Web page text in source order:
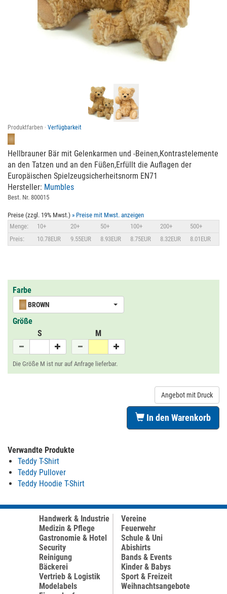
Produktfarben · Verfügbarkeit
Hellbrauner Bär mit Gelenkarmen und -Beinen,Kontrastelemente
an den Tatzen und an den Füßen,Erfüllt die Auflagen der
Europäischen Spielzeugsicherheitsnorm EN71
Hersteller: Mumbles
Best. Nr. 800015
Preise (zzgl. 19% Mwst.) » Preise mit Mwst. anzeigen
Menge:
10+ 20+ 50+ 100+ 200+
500+
Preis:
10.78EUR 9.55EUR 8.93EUR 8.75EUR 8.32EUR 8.01EUR
Farbe
BROWN
Größe
S
M
Die Größe M ist nur auf Anfrage lieferbar.
Angebot mit Druck
In den Warenkorb
Verwandte Produkte
Teddy T-Shirt
Teddy Pullover
Teddy Hoodie T-Shirt
Handwerk & Industrie
Medizin & Pflege
Gastronomie & Hotel
Security
Reinigung
Bäckerei
Vertrieb & Logistik
Modelabels
Vereine
Feuerwehr
Schule & Uni
Abishirts
Bands & Events
Kinder & Babys
Sport & Freizeit
Weihnachtsangebote